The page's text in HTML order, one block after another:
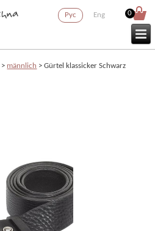
Рус Eng 0
> männlich > Gürtel klassicker Schwarz